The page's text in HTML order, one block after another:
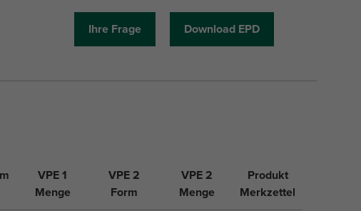
Ihre Frage Download EPD
VPE 1
Menge
VPE 2
Form
VPE 2
Menge
Produkt
Merkzettel